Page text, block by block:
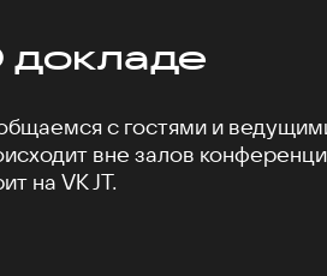
докладе
с гостями и
вне залов
на VK JT.